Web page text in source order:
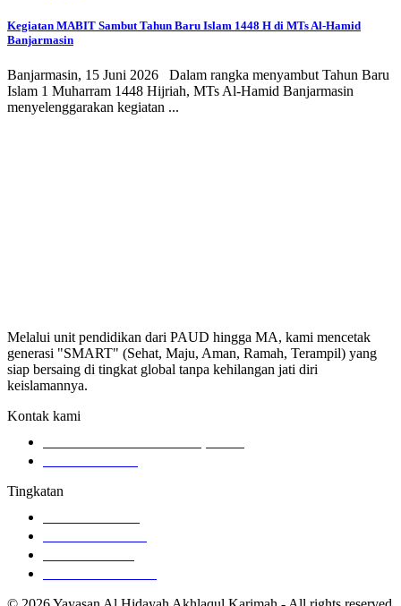
Kegiatan MABIT Sambut Tahun Baru Islam 1448 H di MTs Al-Hamid
Banjarmasin
Banjarmasin, 15 Juni 2026 Dalam rangka menyambut Tahun Baru
Islam 1 Muharram 1448 Hijriah, MTs Al-Hamid Banjarmasin
menyelenggarakan kegiatan ...
Melalui unit pendidikan dari PAUD hingga MA, kami mencetak
generasi "SMART" (Sehat, Maju, Aman, Ramah, Terampil) yang
siap bersaing di tingkat global tanpa kehilangan jati diri
keislamannya.
Kontak kami
Tingkatan